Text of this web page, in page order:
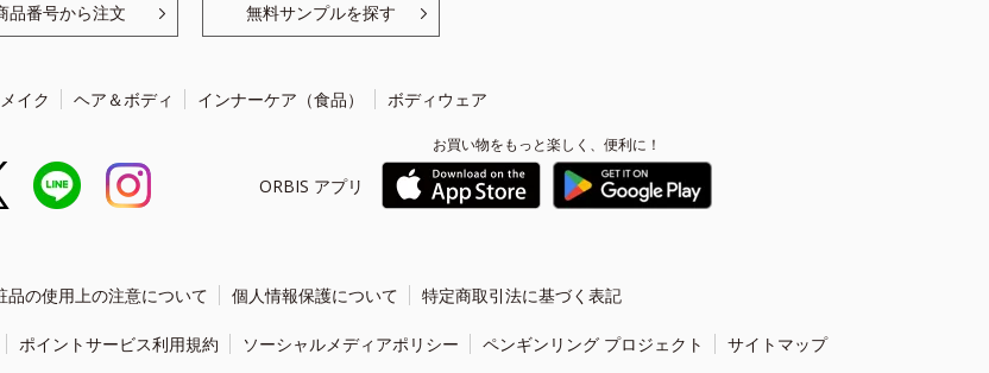
品番号から注文 無料サンプルを探す
メイク ヘア＆ボディ インナーケア（食品） ボディウェア
ORBIS アプリ
お買い物をもっと楽しく、便利に！
品の使用上の注意について 個人情報保護について 特定商取引法に基づく表記
ポイントサービス利用規約 ソーシャルメディアポリシー ペンギンリング プロジェクト サイトマップ